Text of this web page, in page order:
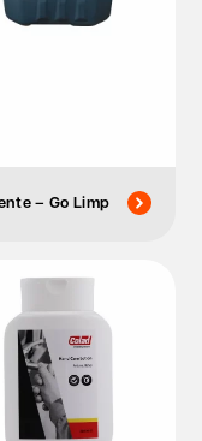
– Go Limp